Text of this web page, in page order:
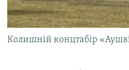
Колишній концтабір